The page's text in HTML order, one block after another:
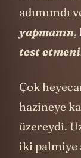
adımımdı
yapmanın,
test
Çok
hazineye
üzereydi.
iki palmiye